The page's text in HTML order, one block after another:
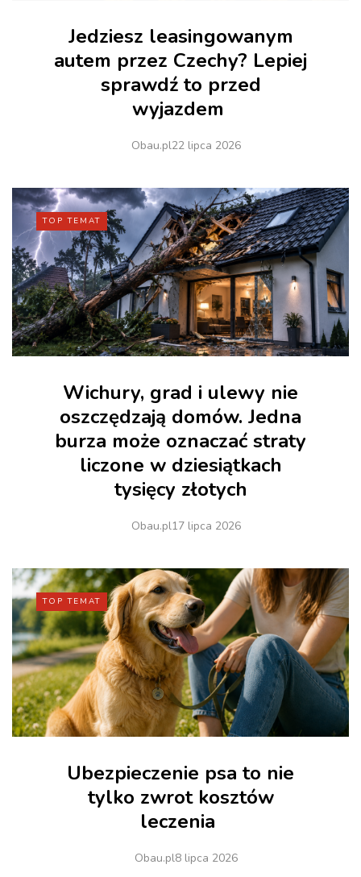
Jedziesz leasingowanym
autem przez Czechy? Lepiej
sprawdź to przed
wyjazdem
Obau.pl22 lipca 2026
TOP TEMAT
Wichury, grad i ulewy nie
oszczędzają domów. Jedna
burza może oznaczać straty
liczone w dziesiątkach
tysięcy złotych
Obau.pl17 lipca 2026
TOP TEMAT
Ubezpieczenie psa to nie
tylko zwrot kosztów
leczenia
Obau.pl8 lipca 2026